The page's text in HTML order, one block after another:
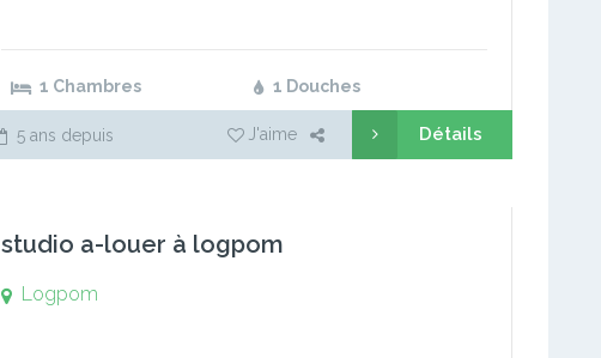
1 Chambres 1 Douches
5 ans depuis J'aime Détails
studio a-louer à logpom
Logpom